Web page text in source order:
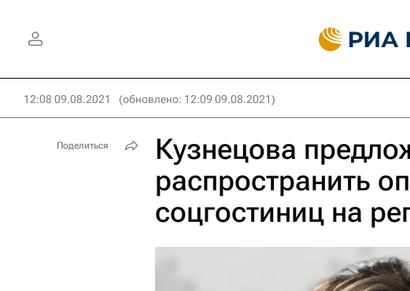
12:08 09.08.2021 (обновлено: 12:09 09.08.2021)
Кузнецова
распространить
соцгостиниц на
Поделиться